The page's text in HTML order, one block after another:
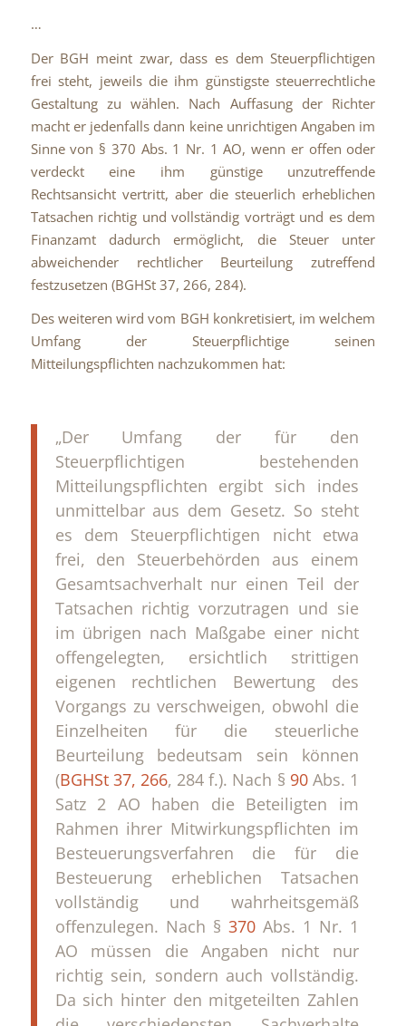
…
Der BGH meint zwar, dass es dem Steuerpflichtigen
frei steht, jeweils die ihm günstigste steuerrechtliche
Gestaltung zu wählen. Nach Auffasung der Richter
macht er jedenfalls dann keine unrichtigen Angaben im
Sinne von § 370 Abs. 1 Nr. 1 AO, wenn er offen oder
verdeckt eine ihm günstige unzutreffende
Rechtsansicht vertritt, aber die steuerlich erheblichen
Tatsachen richtig und vollständig vorträgt und es dem
Finanzamt dadurch ermöglicht, die Steuer unter
abweichender rechtlicher Beurteilung zutreffend
festzusetzen (BGHSt 37, 266, 284).
Des weiteren wird vom BGH konkretisiert, im welchem
Umfang der Steuerpflichtige seinen
Mitteilungspflichten nachzukommen hat:
„Der Umfang der für den
Steuerpflichtigen bestehenden
Mitteilungspflichten ergibt sich indes
unmittelbar aus dem Gesetz. So steht
es dem Steuerpflichtigen nicht etwa
frei, den Steuerbehörden aus einem
Gesamtsachverhalt nur einen Teil der
Tatsachen richtig vorzutragen und sie
im übrigen nach Maßgabe einer nicht
offengelegten, ersichtlich strittigen
eigenen rechtlichen Bewertung des
Vorgangs zu verschweigen, obwohl die
Einzelheiten für die steuerliche
Beurteilung bedeutsam sein können
(BGHSt 37, 266, 284 f.). Nach § 90Abs. 1
Satz 2 AO haben die Beteiligten im
Rahmen ihrer Mitwirkungspflichten im
Besteuerungsverfahren die für die
Besteuerung erheblichen Tatsachen
vollständig und wahrheitsgemäß
offenzulegen. Nach § 370Abs. 1 Nr. 1
AO müssen die Angaben nicht nur
richtig sein, sondern auch vollständig.
Da sich hinter den mitgeteilten Zahlen